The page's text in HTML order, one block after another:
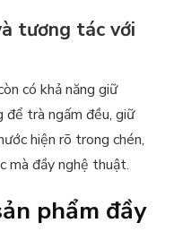
tương tác với
có khả năng giữ
để trà ngấm đều, giữ
hiện rõ trong chén,
mà đầy nghệ thuật.
phẩm đầy